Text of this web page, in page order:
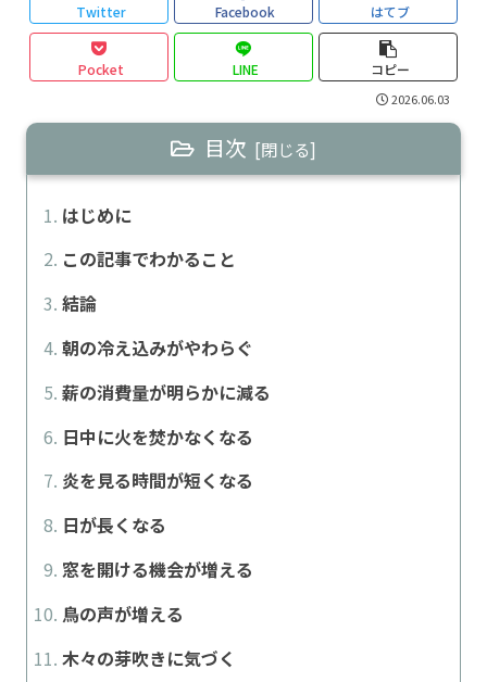
Twitter Facebook はてブ
Pocket LINE コピー
2026.06.03
目次
はじめに
この記事でわかること
結論
朝の冷え込みがやわらぐ
薪の消費量が明らかに減る
日中に火を焚かなくなる
炎を見る時間が短くなる
日が長くなる
窓を開ける機会が増える
鳥の声が増える
木々の芽吹きに気づく